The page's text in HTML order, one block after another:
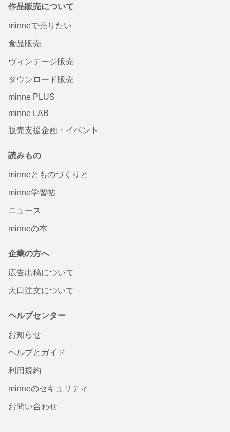
作品販売について
minneで売りたい
食品販売
ヴィンテージ販売
ダウンロード販売
minne PLUS
minne LAB
販売支援企画・イベント
読みもの
minneとものづくりと
minne学習帖
ニュース
minneの本
企業の方へ
広告出稿について
大口注文について
ヘルプセンター
お知らせ
ヘルプとガイド
利用規約
minneのセキュリティ
お問い合わせ